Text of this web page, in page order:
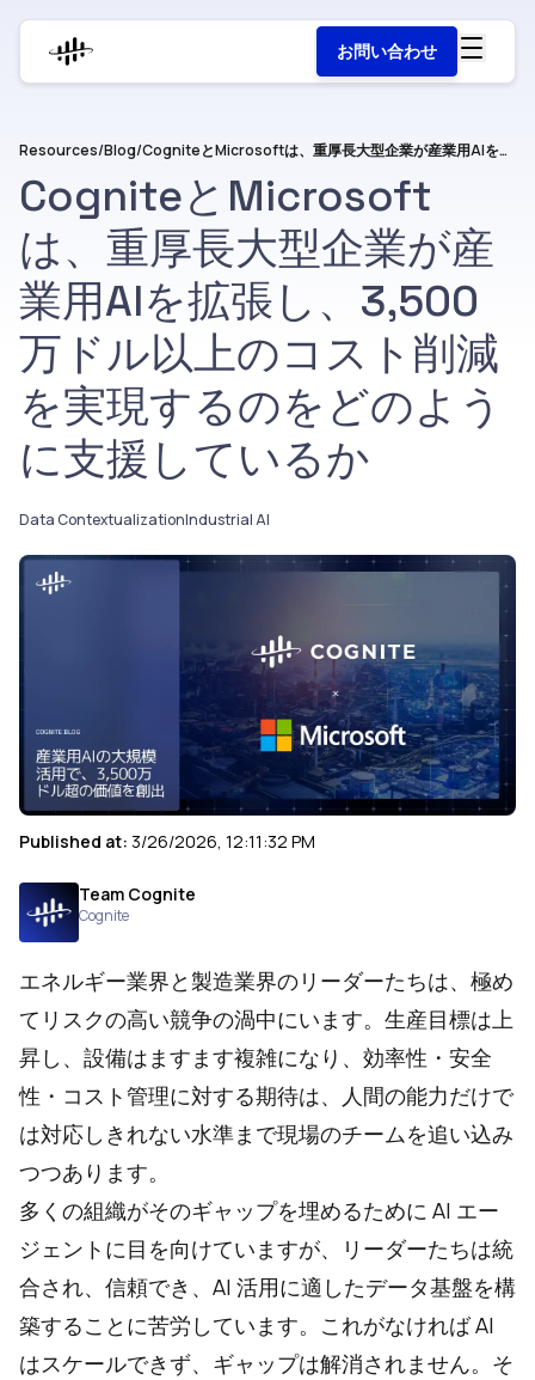
お問い合わせ
Resources/Blog/ CogniteとMicrosoftは、重厚長大型企業が産業用AIを拡張し、3,500万ドル以上のコスト削減を実現するのをどのように支援しているか
CogniteとMicrosoft
は、重厚長大型企業が産
業用AIを拡張し、3,500
万ドル以上のコスト削減
を実現するのをどのよう
に支援しているか
Data ContextualizationIndustrial AI
Published at: 3/26/2026, 12:11:32 PM
Team Cognite
Cognite
エネルギー業界と製造業界のリーダーたちは、極め
てリスクの高い競争の渦中にいます。生産目標は上
昇し、設備はますます複雑になり、効率性・安全
性・コスト管理に対する期待は、人間の能力だけで
は対応しきれない水準まで現場のチームを追い込み
つつあります。
多くの組織がそのギャップを埋めるために AI エー
ジェントに目を向けていますが、リーダーたちは統
合され、信頼でき、AI 活用に適したデータ基盤を構
築することに苦労しています。これがなければ AI
はスケールできず、ギャップは解消されません。そ